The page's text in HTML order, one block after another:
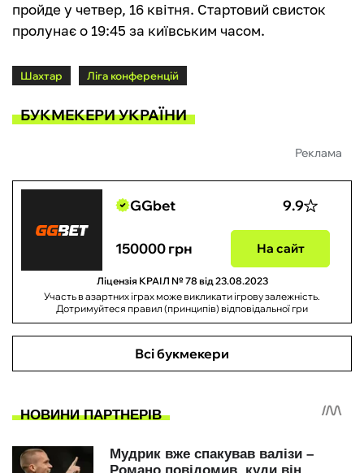
пройде у четвер, 16 квітня. Стартовий свисток
пролунає о 19:45 за київським часом.
Шахтар Ліга конференцій
БУКМЕКЕРИ УКРАЇНИ
Реклама
GGbet 9.9
150000 грн На сайт
Ліцензія КРАІЛ № 78 від 23.08.2023
Участь в азартних іграх може викликати ігрову залежність.
Дотримуйтеся правил (принципів) відповідальної гри
Всі букмекери